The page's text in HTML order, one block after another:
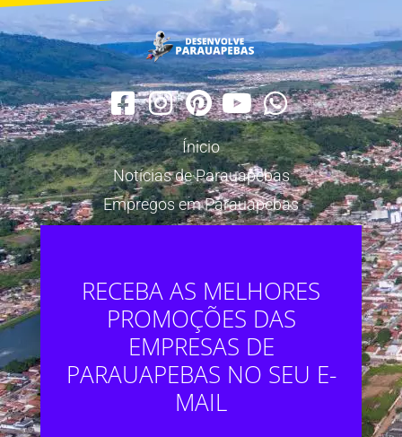
Ínicio
Notícias de Parauapebas
Empregos em Parauapebas
RECEBA AS MELHORES
PROMOÇÕES DAS
EMPRESAS DE
PARAUAPEBAS NO SEU E-
MAIL